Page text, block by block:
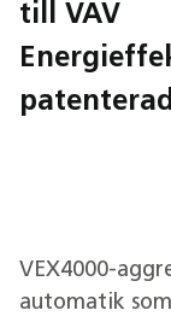
till VAV
VEX4000-
automatik